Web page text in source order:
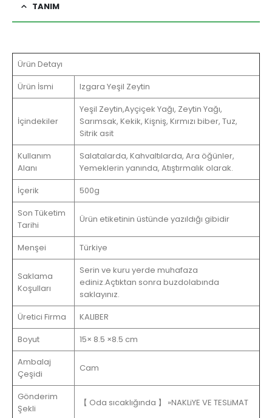
TANIM
Ürün Detayı
Ürün İsmi
Izgara Yeşil Zeytin
İçindekiler
Yeşil Zeytin,Ayçiçek Yağı, Zeytin Yağı,
Sarımsak, Kekik, Kişniş, Kırmızı biber, Tuz,
Sitrik asit
Kullanım
Alanı
Salatalarda, Kahvaltılarda, Ara öğünler,
Yemeklerin yanında, Atıştırmalık olarak.
İçerik
500g
Son Tüketim
Tarihi
Ürün etiketinin üstünde yazıldığı gibidir
Menşei Türkiye
Saklama
Koşulları
Serin ve kuru yerde muhafaza
ediniz.Açtıktan sonra buzdolabında
saklayınız.
Üretici Firma
‎KALIBER
Boyut
15× 8.5 ×8.5 cm
Ambalaj
Çeşidi
Cam
Gönderim
Şekli
【 Oda sıcaklığında 】 »NAKLiYE VE TESLiMAT